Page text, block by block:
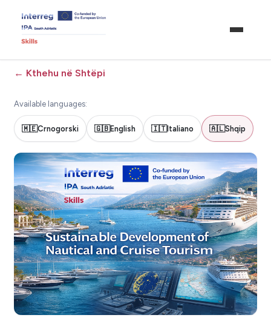
← Kthehu në Shtëpi
Available languages:
🇲🇪Crnogorski 🇬🇧English 🇮🇹Italiano 🇦🇱Shqip